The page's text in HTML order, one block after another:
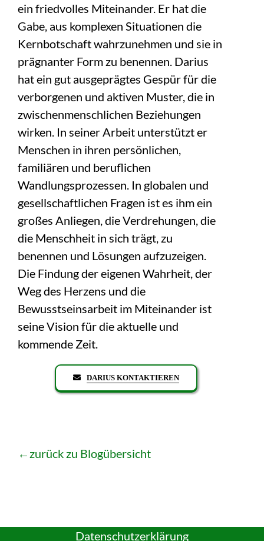
ein friedvolles Miteinander. Er hat die
Gabe, aus komplexen Situationen die
Kernbotschaft wahrzunehmen und sie in
prägnanter Form zu benennen. Darius
hat ein gut ausgeprägtes Gespür für die
verborgenen und aktiven Muster, die in
zwischenmenschlichen Beziehungen
wirken. In seiner Arbeit unterstützt er
Menschen in ihren persönlichen,
familiären und beruflichen
Wandlungsprozessen. In globalen und
gesellschaftlichen Fragen ist es ihm ein
großes Anliegen, die Verdrehungen, die
die Menschheit in sich trägt, zu
benennen und Lösungen aufzuzeigen.
Die Findung der eigenen Wahrheit, der
Weg des Herzens und die
Bewusstseinsarbeit im Miteinander ist
seine Vision für die aktuelle und
kommende Zeit.
DARIUS KONTAKTIEREN
←zurück zu Blogübersicht
Datenschutzerklärung